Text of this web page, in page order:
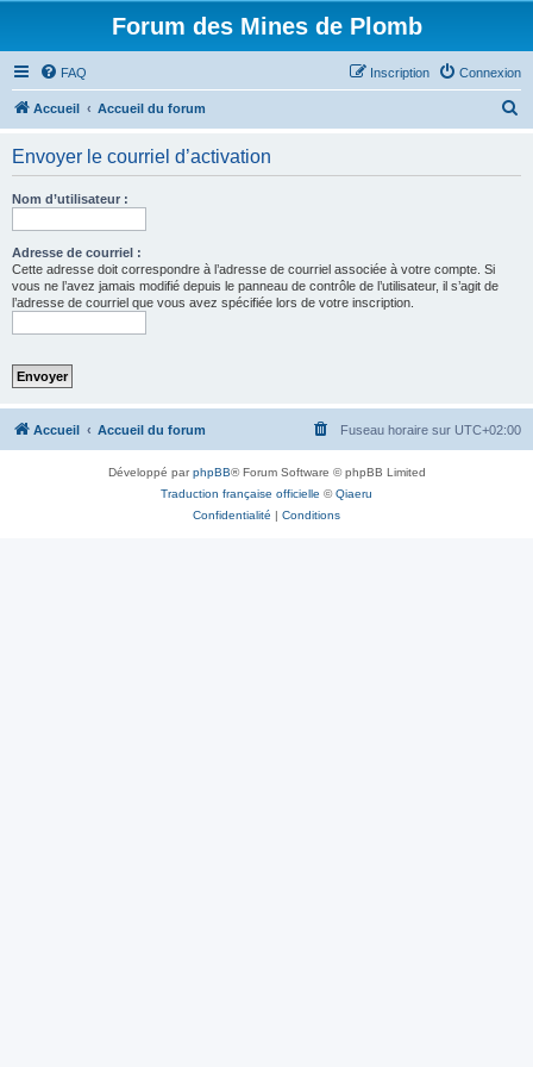
Forum des Mines de Plomb
FAQ Connexion
Inscription
Accueil Accueil du forum
Envoyer le courriel d’activation
Nom d’utilisateur :
Adresse de courriel :
Cette adresse doit correspondre à l’adresse de courriel associée à votre compte. Si
vous ne l’avez jamais modifié depuis le panneau de contrôle de l’utilisateur, il s’agit de
l’adresse de courriel que vous avez spécifiée lors de votre inscription.
Accueil Accueil du forum Fuseau horaire sur UTC+02:00
Développé parphpBB® Forum Software © phpBB Limited
Traduction française officielle ©Qiaeru
Confidentialité | Conditions